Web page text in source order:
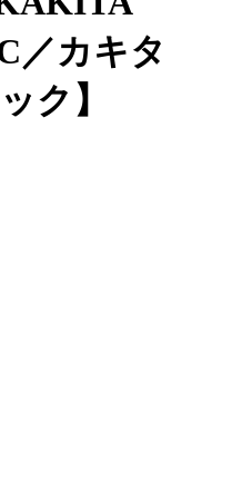
／カキタ
ク】